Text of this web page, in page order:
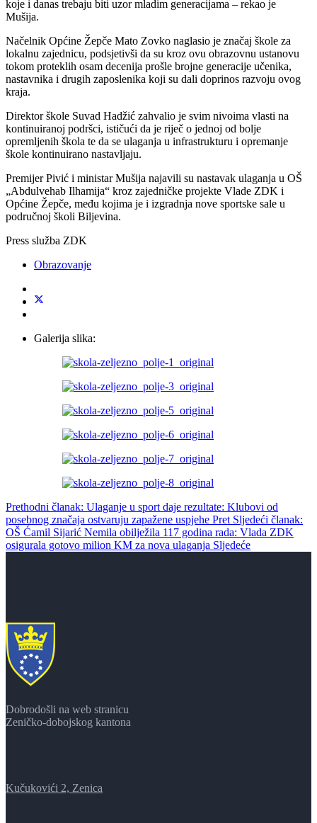
koje i danas trebaju biti uzor mladim generacijama – rekao je
Mušija.
Načelnik Općine Žepče Mato Zovko naglasio je značaj škole za
lokalnu zajednicu, podsjetivši da su kroz ovu obrazovnu ustanovu
tokom proteklih osam decenija prošle brojne generacije učenika,
nastavnika i drugih zaposlenika koji su dali doprinos razvoju ovog
kraja.
Direktor škole Suvad Hadžić zahvalio je svim nivoima vlasti na
kontinuiranoj podršci, ističući da je riječ o jednoj od bolje
opremljenih škola te da se ulaganja u infrastrukturu i opremanje
škole kontinuirano nastavljaju.
Premijer Pivić i ministar Mušija najavili su nastavak ulaganja u OŠ
„Abdulvehab Ilhamija“ kroz zajedničke projekte Vlade ZDK i
Općine Žepče, među kojima je i izgradnja nove sportske sale u
područnoj školi Biljevina.
Press služba ZDK
Obrazovanje
Galerija slika:
Prethodni članak: Ulaganje u sport daje rezultate: Klubovi od
posebnog značaja ostvaruju zapažene uspjehe Pret Sljedeći članak:
OŠ Ćamil Sijarić Nemila obilježila 117 godina rada: Vlada ZDK
osigurala gotovo milion KM za nova ulaganja Sljedeće
Dobrodošli na web stranicu
Zeničko-dobojskog kantona
Kučukovići 2, Zenica